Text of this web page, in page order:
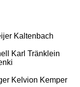
Kaltenbach
Karl Tränklein
Kelvion Kemper